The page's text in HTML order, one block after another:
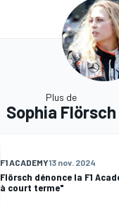
Plus de
Sophia Flörsch
F1 ACADEMY13 nov. 2024
Flörsch dénonce la F1
à court terme"